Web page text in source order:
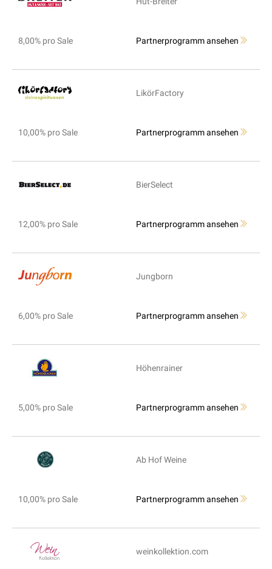
8,00% pro Sale Partnerprogramm ansehen
LikörFactory
10,00% pro Sale Partnerprogramm ansehen
BierSelect
12,00% pro Sale Partnerprogramm ansehen
Jungborn
6,00% pro Sale Partnerprogramm ansehen
Höhenrainer
5,00% pro Sale Partnerprogramm ansehen
Ab Hof Weine
10,00% pro Sale Partnerprogramm ansehen
weinkollektion.com